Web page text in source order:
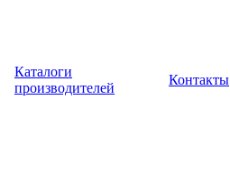
Каталоги
производителей
Контакты